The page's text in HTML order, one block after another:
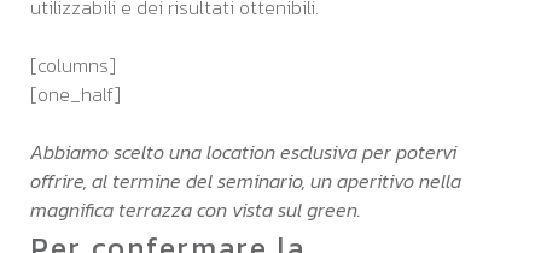
utilizzabili e dei risultati ottenibili.
[columns]
[one_half]
Abbiamo scelto una location esclusiva per potervi
offrire, al termine del seminario, un aperitivo nella
magnifica terrazza con vista sul green.